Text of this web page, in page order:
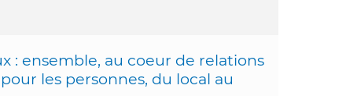
: ensemble, au coeur de relations
les personnes, du local au